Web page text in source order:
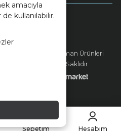
amacıyla
kullanılabilir.
Enerji Seramik Orman Ürünleri
A.Ş. - Tüm Hakları Saklıdır
Sepetim Hesabım